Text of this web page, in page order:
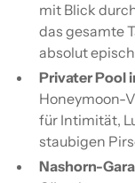
mit Blick
das gesamte
absolut
Privater Pool
Honeymoon-
für Intimität,
staubigen
Nashorn-